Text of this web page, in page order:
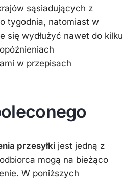
sąsiadujących z
tygodnia, natomiast w
się wydłużyć nawet do kilku
w przepisach
przesyłki jest jedną z
mogą na bieżąco
W poniższych